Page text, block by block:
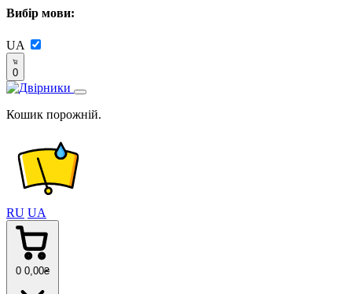
Вибір мови:
UA
0
Кошик порожній.
RU UA
0 0 ,00₴